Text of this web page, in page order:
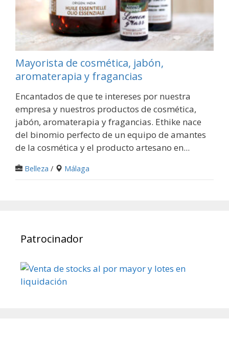
Mayorista de cosmética, jabón,
aromaterapia y fragancias
Encantados de que te intereses por nuestra
empresa y nuestros productos de cosmética,
jabón, aromaterapia y fragancias. Ethike nace
del binomio perfecto de un equipo de amantes
de la cosmética y el producto artesano en...
Belleza / Málaga
Patrocinador